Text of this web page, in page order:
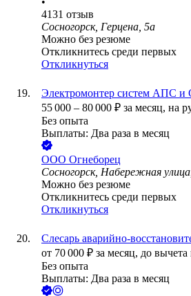
4131 отзыв
Сосногорск, Герцена, 5а
Можно без резюме
Откликнитесь среди первых
Откликнуться
Электромонтер систем АПС
55 000 – 80 000 ₽ за месяц, на
Без опыта
Выплаты: Два раза в месяц
ООО Огнеборец
Сосногорск, Набережная
Можно без резюме
Откликнитесь среди первых
Откликнуться
Слесарь аварийно-
от 70 000 ₽ за месяц, до вычета
Без опыта
Выплаты: Два раза в месяц